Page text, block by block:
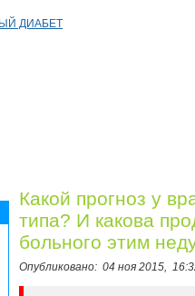
Какой прогноз у
типа? И какова
больного этим
Опубликовано: 04 ноя 2015,